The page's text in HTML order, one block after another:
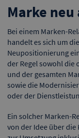
Marke
Bei einem Marken-
handelt es sich um
Neupositionierung
der Regel sowohl die
und der gesamten
sowie die
oder der
Ein solcher Marken-
von der Idee über